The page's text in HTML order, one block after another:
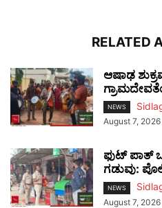
RELATED
ಆಷಾಢ
NEWS
August 7, 2026
ಫುಟ್‌ ಪಾತ್
ಗಡುವು:
NEWS
August 7, 2026